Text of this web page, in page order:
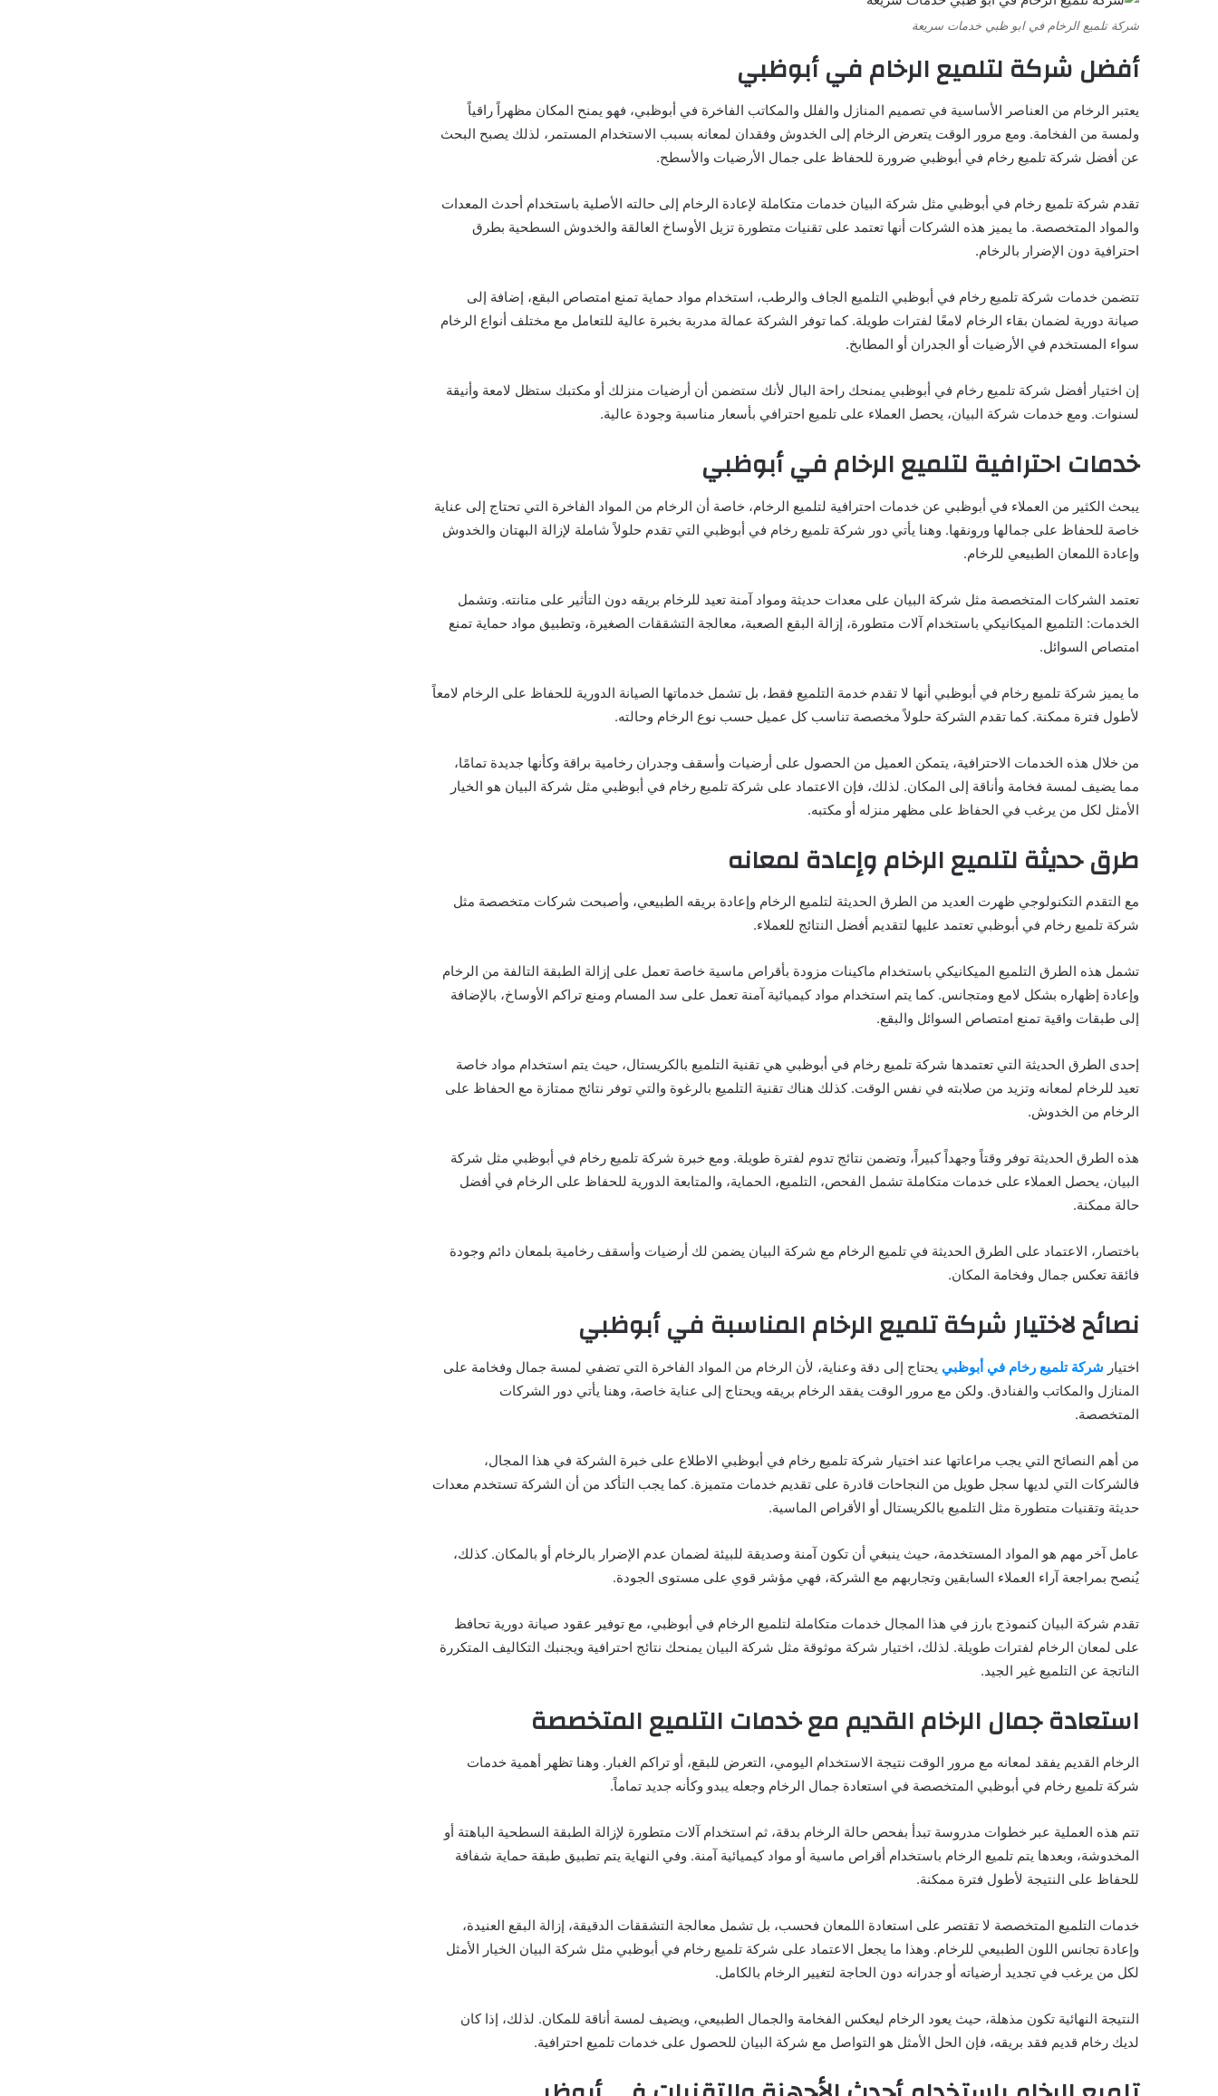
شركة تلميع الرخام في ابو ظبي خدمات سريعة
أفضل شركة لتلميع الرخام في أبوظبي
يعتبر الرخام من العناصر الأساسية في تصميم المنازل والفلل والمكاتب الفاخرة في أبوظبي، فهو يمنح المكان مظهراً راقياً
ولمسة من الفخامة. ومع مرور الوقت يتعرض الرخام إلى الخدوش وفقدان لمعانه بسبب الاستخدام المستمر، لذلك يصبح البحث
عن أفضل شركة تلميع رخام في أبوظبي ضرورة للحفاظ على جمال الأرضيات والأسطح.
تقدم شركة تلميع رخام في أبوظبي مثل شركة البيان خدمات متكاملة لإعادة الرخام إلى حالته الأصلية باستخدام أحدث المعدات
والمواد المتخصصة. ما يميز هذه الشركات أنها تعتمد على تقنيات متطورة تزيل الأوساخ العالقة والخدوش السطحية بطرق
احترافية دون الإضرار بالرخام.
تتضمن خدمات شركة تلميع رخام في أبوظبي التلميع الجاف والرطب، استخدام مواد حماية تمنع امتصاص البقع، إضافة إلى
صيانة دورية لضمان بقاء الرخام لامعًا لفترات طويلة. كما توفر الشركة عمالة مدربة بخبرة عالية للتعامل مع مختلف أنواع الرخام
سواء المستخدم في الأرضيات أو الجدران أو المطابخ.
إن اختيار أفضل شركة تلميع رخام في أبوظبي يمنحك راحة البال لأنك ستضمن أن أرضيات منزلك أو مكتبك ستظل لامعة وأنيقة
لسنوات. ومع خدمات شركة البيان، يحصل العملاء على تلميع احترافي بأسعار مناسبة وجودة عالية.
خدمات احترافية لتلميع الرخام في أبوظبي
يبحث الكثير من العملاء في أبوظبي عن خدمات احترافية لتلميع الرخام، خاصة أن الرخام من المواد الفاخرة التي تحتاج إلى عناية
خاصة للحفاظ على جمالها ورونقها. وهنا يأتي دور شركة تلميع رخام في أبوظبي التي تقدم حلولاً شاملة لإزالة البهتان والخدوش
وإعادة اللمعان الطبيعي للرخام.
تعتمد الشركات المتخصصة مثل شركة البيان على معدات حديثة ومواد آمنة تعيد للرخام بريقه دون التأثير على متانته. وتشمل
الخدمات: التلميع الميكانيكي باستخدام آلات متطورة، إزالة البقع الصعبة، معالجة التشققات الصغيرة، وتطبيق مواد حماية تمنع
امتصاص السوائل.
ما يميز شركة تلميع رخام في أبوظبي أنها لا تقدم خدمة التلميع فقط، بل تشمل خدماتها الصيانة الدورية للحفاظ على الرخام لامعاً
لأطول فترة ممكنة. كما تقدم الشركة حلولاً مخصصة تناسب كل عميل حسب نوع الرخام وحالته.
من خلال هذه الخدمات الاحترافية، يتمكن العميل من الحصول على أرضيات وأسقف وجدران رخامية براقة وكأنها جديدة تمامًا،
مما يضيف لمسة فخامة وأناقة إلى المكان. لذلك، فإن الاعتماد على شركة تلميع رخام في أبوظبي مثل شركة البيان هو الخيار
الأمثل لكل من يرغب في الحفاظ على مظهر منزله أو مكتبه.
طرق حديثة لتلميع الرخام وإعادة لمعانه
مع التقدم التكنولوجي ظهرت العديد من الطرق الحديثة لتلميع الرخام وإعادة بريقه الطبيعي، وأصبحت شركات متخصصة مثل
شركة تلميع رخام في أبوظبي تعتمد عليها لتقديم أفضل النتائج للعملاء.
تشمل هذه الطرق التلميع الميكانيكي باستخدام ماكينات مزودة بأقراص ماسية خاصة تعمل على إزالة الطبقة التالفة من الرخام
وإعادة إظهاره بشكل لامع ومتجانس. كما يتم استخدام مواد كيميائية آمنة تعمل على سد المسام ومنع تراكم الأوساخ، بالإضافة
إلى طبقات واقية تمنع امتصاص السوائل والبقع.
إحدى الطرق الحديثة التي تعتمدها شركة تلميع رخام في أبوظبي هي تقنية التلميع بالكريستال، حيث يتم استخدام مواد خاصة
تعيد للرخام لمعانه وتزيد من صلابته في نفس الوقت. كذلك هناك تقنية التلميع بالرغوة والتي توفر نتائج ممتازة مع الحفاظ على
الرخام من الخدوش.
هذه الطرق الحديثة توفر وقتاً وجهداً كبيراً، وتضمن نتائج تدوم لفترة طويلة. ومع خبرة شركة تلميع رخام في أبوظبي مثل شركة
البيان، يحصل العملاء على خدمات متكاملة تشمل الفحص، التلميع، الحماية، والمتابعة الدورية للحفاظ على الرخام في أفضل
حالة ممكنة.
باختصار، الاعتماد على الطرق الحديثة في تلميع الرخام مع شركة البيان يضمن لك أرضيات وأسقف رخامية بلمعان دائم وجودة
فائقة تعكس جمال وفخامة المكان.
نصائح لاختيار شركة تلميع الرخام المناسبة في أبوظبي
اختيار شركة تلميع رخام في أبوظبي يحتاج إلى دقة وعناية، لأن الرخام من المواد الفاخرة التي تضفي لمسة جمال وفخامة على
المنازل والمكاتب والفنادق. ولكن مع مرور الوقت يفقد الرخام بريقه ويحتاج إلى عناية خاصة، وهنا يأتي دور الشركات
المتخصصة.
من أهم النصائح التي يجب مراعاتها عند اختيار شركة تلميع رخام في أبوظبي الاطلاع على خبرة الشركة في هذا المجال،
فالشركات التي لديها سجل طويل من النجاحات قادرة على تقديم خدمات متميزة. كما يجب التأكد من أن الشركة تستخدم معدات
حديثة وتقنيات متطورة مثل التلميع بالكريستال أو الأقراص الماسية.
عامل آخر مهم هو المواد المستخدمة، حيث ينبغي أن تكون آمنة وصديقة للبيئة لضمان عدم الإضرار بالرخام أو بالمكان. كذلك،
يُنصح بمراجعة آراء العملاء السابقين وتجاربهم مع الشركة، فهي مؤشر قوي على مستوى الجودة.
تقدم شركة البيان كنموذج بارز في هذا المجال خدمات متكاملة لتلميع الرخام في أبوظبي، مع توفير عقود صيانة دورية تحافظ
على لمعان الرخام لفترات طويلة. لذلك، اختيار شركة موثوقة مثل شركة البيان يمنحك نتائج احترافية ويجنبك التكاليف المتكررة
الناتجة عن التلميع غير الجيد.
استعادة جمال الرخام القديم مع خدمات التلميع المتخصصة
الرخام القديم يفقد لمعانه مع مرور الوقت نتيجة الاستخدام اليومي، التعرض للبقع، أو تراكم الغبار. وهنا تظهر أهمية خدمات
شركة تلميع رخام في أبوظبي المتخصصة في استعادة جمال الرخام وجعله يبدو وكأنه جديد تماماً.
تتم هذه العملية عبر خطوات مدروسة تبدأ بفحص حالة الرخام بدقة، ثم استخدام آلات متطورة لإزالة الطبقة السطحية الباهتة أو
المخدوشة، وبعدها يتم تلميع الرخام باستخدام أقراص ماسية أو مواد كيميائية آمنة. وفي النهاية يتم تطبيق طبقة حماية شفافة
للحفاظ على النتيجة لأطول فترة ممكنة.
خدمات التلميع المتخصصة لا تقتصر على استعادة اللمعان فحسب، بل تشمل معالجة التشققات الدقيقة، إزالة البقع العنيدة،
وإعادة تجانس اللون الطبيعي للرخام. وهذا ما يجعل الاعتماد على شركة تلميع رخام في أبوظبي مثل شركة البيان الخيار الأمثل
لكل من يرغب في تجديد أرضياته أو جدرانه دون الحاجة لتغيير الرخام بالكامل.
النتيجة النهائية تكون مذهلة، حيث يعود الرخام ليعكس الفخامة والجمال الطبيعي، ويضيف لمسة أناقة للمكان. لذلك، إذا كان
لديك رخام قديم فقد بريقه، فإن الحل الأمثل هو التواصل مع شركة البيان للحصول على خدمات تلميع احترافية.